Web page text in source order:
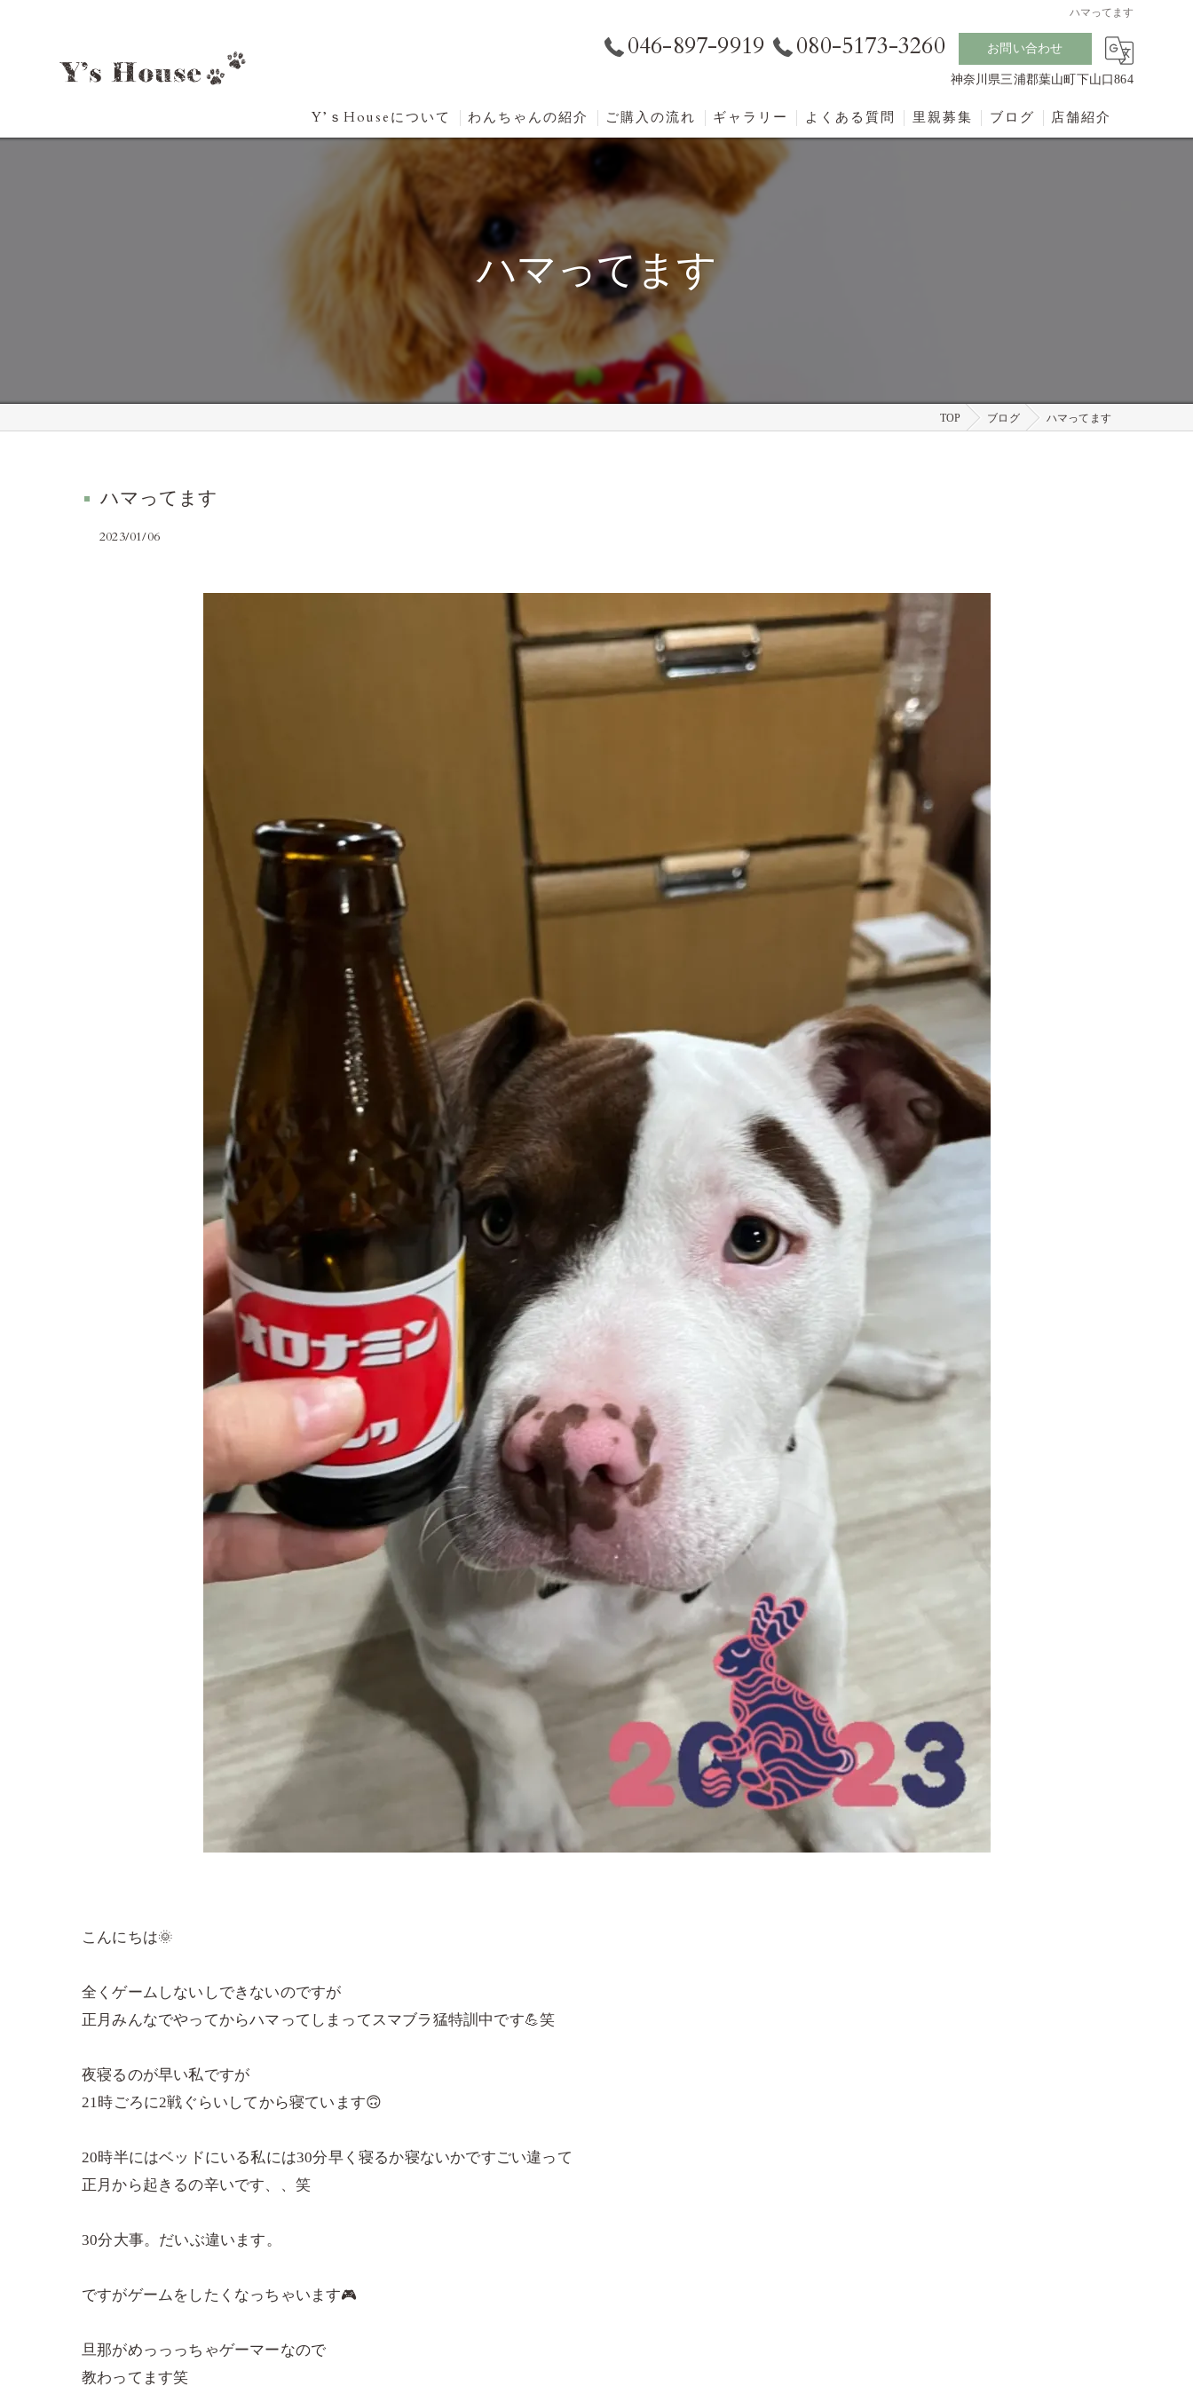
ハマってます
046-897-9919 080-5173-3260 お問い合わせ
神奈川県三浦郡葉山町下山口864
Y’ｓHouseについて わんちゃんの紹介 ご購入の流れ ギャラリー よくある質問 里親募集 ブログ 店舗紹介
ハマってます
TOP ブログ ハマってます
ハマってます
2023/01/06
こんにちは🌞
全くゲームしないしできないのですが
正月みんなでやってからハマってしまってスマブラ猛特訓中です💪笑
夜寝るのが早い私ですが
21時ごろに2戦ぐらいしてから寝ています🙃
20時半にはベッドにいる私には30分早く寝るか寝ないかですごい違って
正月から起きるの辛いです、、笑
30分大事。だいぶ違います。
ですがゲームをしたくなっちゃいます🎮
旦那がめっっっちゃゲーマーなので
教わってます笑